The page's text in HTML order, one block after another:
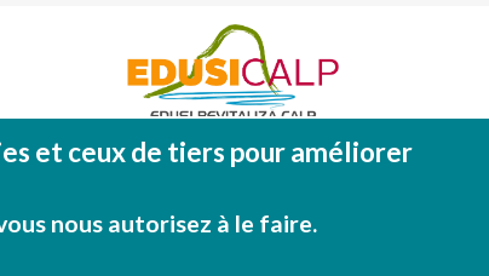
Europeo de Desarrollo Regional (FEDER)
et ceux de tiers pour améliorer
nous autorisez à le faire.